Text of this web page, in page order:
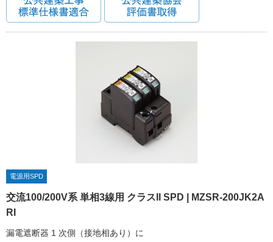
電源用SPD
交流100/200V系 単相3線用 クラスII SPD | MZSR-200JK2A
RI
漏電遮断器 1 次側（接地相あり）に